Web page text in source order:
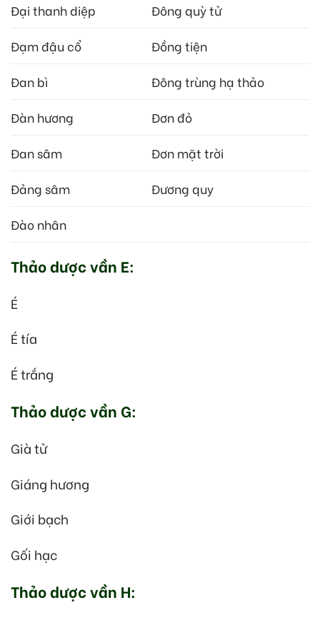
Đại thanh diệp Đông quỳ tử
Đạm đậu cổ Đồng tiện
Đan bì Đông trùng hạ thảo
Đàn hương Đơn đỏ
Đan sâm Đơn mặt trời
Đảng sâm Đương quy
Đào nhân
Thảo dược vần E:
É
É tía
É trắng
Thảo dược vần G:
Già tử
Giáng hương
Giới bạch
Gối hạc
Thảo dược vần H: